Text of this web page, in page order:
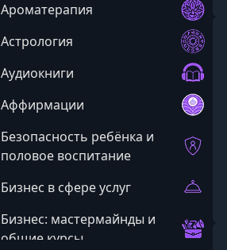
Ароматерапия
Астрология
Аудиокниги
Аффирмации
Безопасность ребёнка и
половое воспитание
Бизнес в сфере услуг
Бизнес: мастермайнды и
общие курсы